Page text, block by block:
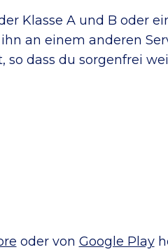
Klasse A und B oder
an einem anderen
so dass du sorgenfrei
oder von Google Play